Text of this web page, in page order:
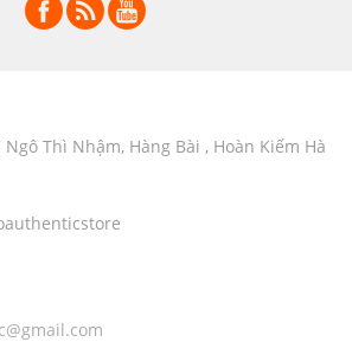
Ngô Thì Nhậm, Hàng Bài , Hoàn Kiếm Hà